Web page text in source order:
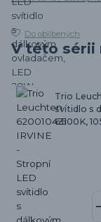
Do oblíbených
V této sérii
Trio
svítidlo s
6500K,